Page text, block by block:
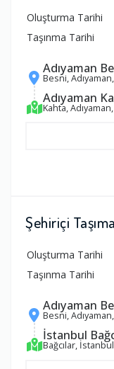
Oluşturma Tarihi
Taşınma Tarihi
Adıyaman
Besni,
Adıyaman
Kahta,
Şehiriçi Taşıma
Oluşturma Tarihi
Taşınma Tarihi
Adıyaman
Besni,
İstanbul
Bağcılar,